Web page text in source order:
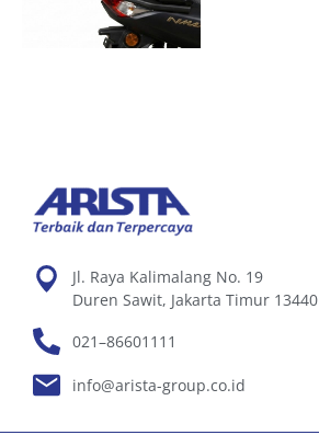
Jl. Raya Kalimalang No. 19
Duren Sawit, Jakarta Timur 13440
021–86601111
info@arista-group.co.id